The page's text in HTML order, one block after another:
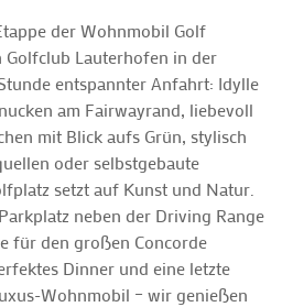
der Wohnmobil Golf
Golfclub Lauterhofen in der
entspannter Anfahrt: Idylle
am Fairwayrand, liebevoll
mit Blick aufs Grün, stylisch
oder selbstgebaute
setzt auf Kunst und Natur.
neben der Driving Range
für den großen Concorde
Dinner und eine letzte
Wohnmobil – wir genießen